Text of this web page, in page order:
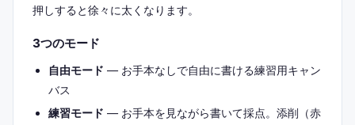
押しすると徐々に太くなります。
3つのモード
自由モード — お手本なしで自由に書ける練習用キャン
バス
練習モード — お手本を見ながら書いて採点。添削（赤